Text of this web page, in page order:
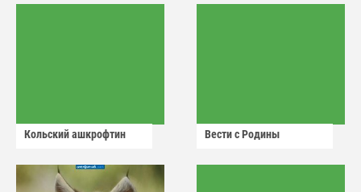
Кольский ашкрофтин Вести с Родины